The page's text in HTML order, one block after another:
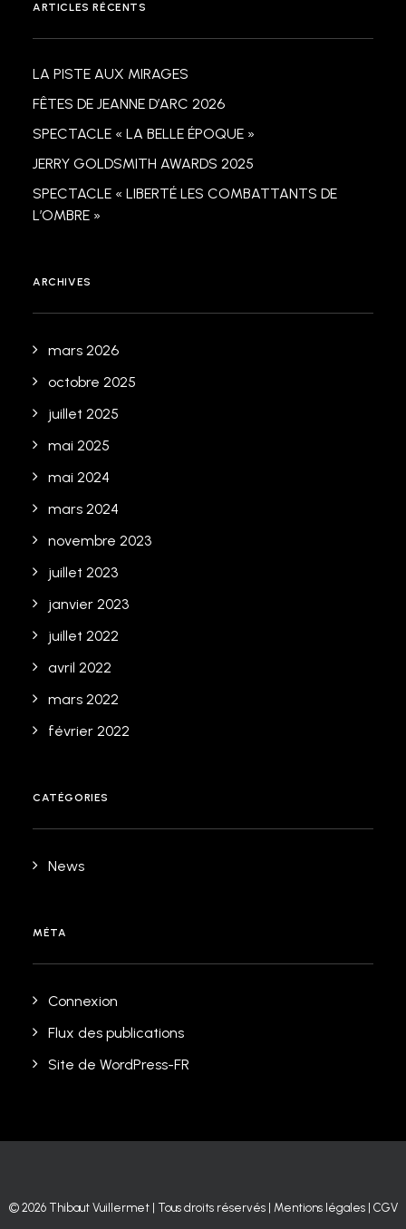
ARTICLES RÉCENTS
LA PISTE AUX MIRAGES
FÊTES DE JEANNE D’ARC 2026
SPECTACLE « LA BELLE ÉPOQUE »
JERRY GOLDSMITH AWARDS 2025
SPECTACLE « LIBERTÉ LES COMBATTANTS DE
L’OMBRE »
ARCHIVES
mars 2026
octobre 2025
juillet 2025
mai 2025
mai 2024
mars 2024
novembre 2023
juillet 2023
janvier 2023
juillet 2022
avril 2022
mars 2022
février 2022
CATÉGORIES
News
MÉTA
Connexion
Flux des publications
Site de WordPress-FR
© 2026 Thibaut Vuillermet | Tous droits réservés | Mentions légales| CGV